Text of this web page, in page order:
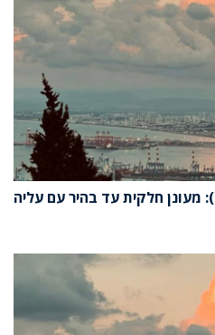
תחזית מזג האוויר(07/07/24): מעונן חלקית עד בהיר עם עליה